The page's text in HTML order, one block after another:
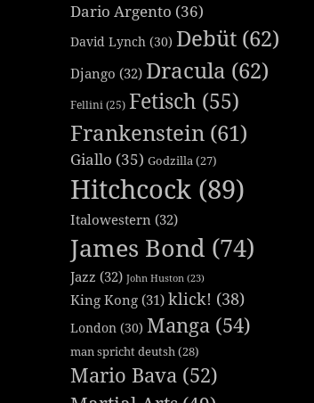
Dario Argento (36)
David Lynch (30) Debüt (62)
Django (32) Dracula (62)
Fellini (25) Fetisch (55)
Frankenstein (61)
Giallo (35) Godzilla(27)
Hitchcock (89)
Italowestern (32)
James Bond (74)
Jazz (32) John Huston (23)
King Kong (31) klick! (38)
London (30) Manga (54)
man spricht deutsh(28)
Mario Bava (52)